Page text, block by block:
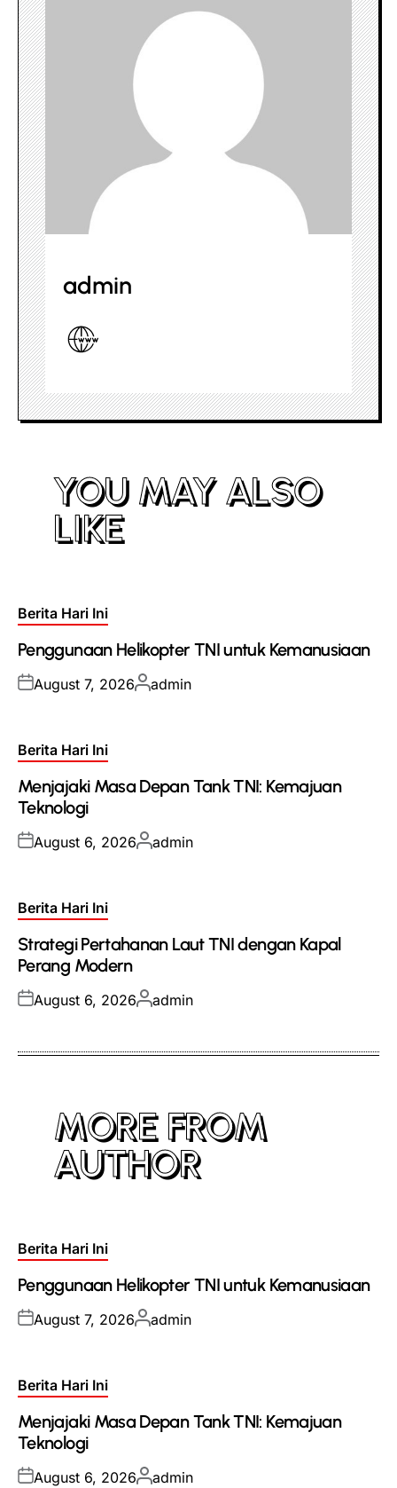
admin
YOU MAY ALSO
LIKE
Posted
Berita Hari Ini
Penggunaan Helikopter TNI untuk Kemanusiaan
Posted
August 7, 2026Posted
admin
Posted
Berita Hari Ini
Menjajaki Masa Depan Tank TNI: Kemajuan
Teknologi
Posted
August 6, 2026Posted
admin
Posted
Berita Hari Ini
Strategi Pertahanan Laut TNI dengan Kapal
Perang Modern
Posted
August 6, 2026Posted
admin
MORE FROM
AUTHOR
Posted
Berita Hari Ini
Penggunaan Helikopter TNI untuk Kemanusiaan
Posted
August 7, 2026Posted
admin
Posted
Berita Hari Ini
Menjajaki Masa Depan Tank TNI: Kemajuan
Teknologi
Posted
August 6, 2026Posted
admin